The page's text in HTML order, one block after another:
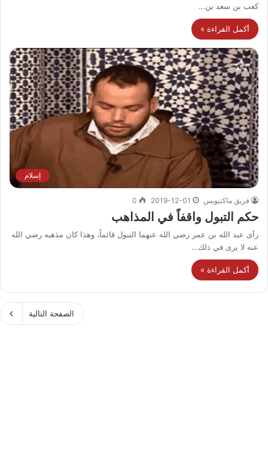
كعب بن سعد بن…
أكمل القراءة »
إسلام
فريق ماكتيوبس 2019-12-01
0
حكم التبول واقفاً في المذاهب
رأى عبد الله بن عمر رضي الله عنهما التبول قائماً، وهذا كان مذهبه رضي الله
عنه لا يرى في ذلك…
أكمل القراءة »
الصفحة التالية